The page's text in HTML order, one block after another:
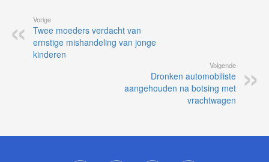
Vorige
Twee moeders verdacht van
ernstige mishandeling van jonge
kinderen
Volgende
Dronken automobiliste
aangehouden na botsing met
vrachtwagen